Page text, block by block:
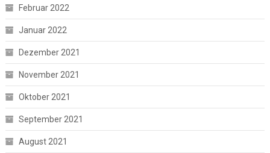
Februar 2022
Januar 2022
Dezember 2021
November 2021
Oktober 2021
September 2021
August 2021